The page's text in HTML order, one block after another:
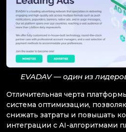
EVADAV — один из
Отличительная черта
система оптимизации,
снижать затраты и повышать
интеграции с AI-алгоритмами